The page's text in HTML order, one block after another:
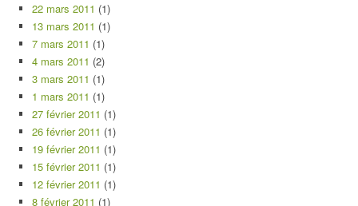
22 mars 2011 (1)
13 mars 2011 (1)
7 mars 2011 (1)
4 mars 2011 (2)
3 mars 2011 (1)
1 mars 2011 (1)
27 février 2011 (1)
26 février 2011 (1)
19 février 2011 (1)
15 février 2011 (1)
12 février 2011 (1)
8 février 2011 (1)